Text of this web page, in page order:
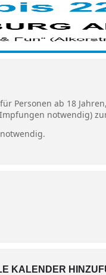
Personen ab 18
notwendig)
KALENDER